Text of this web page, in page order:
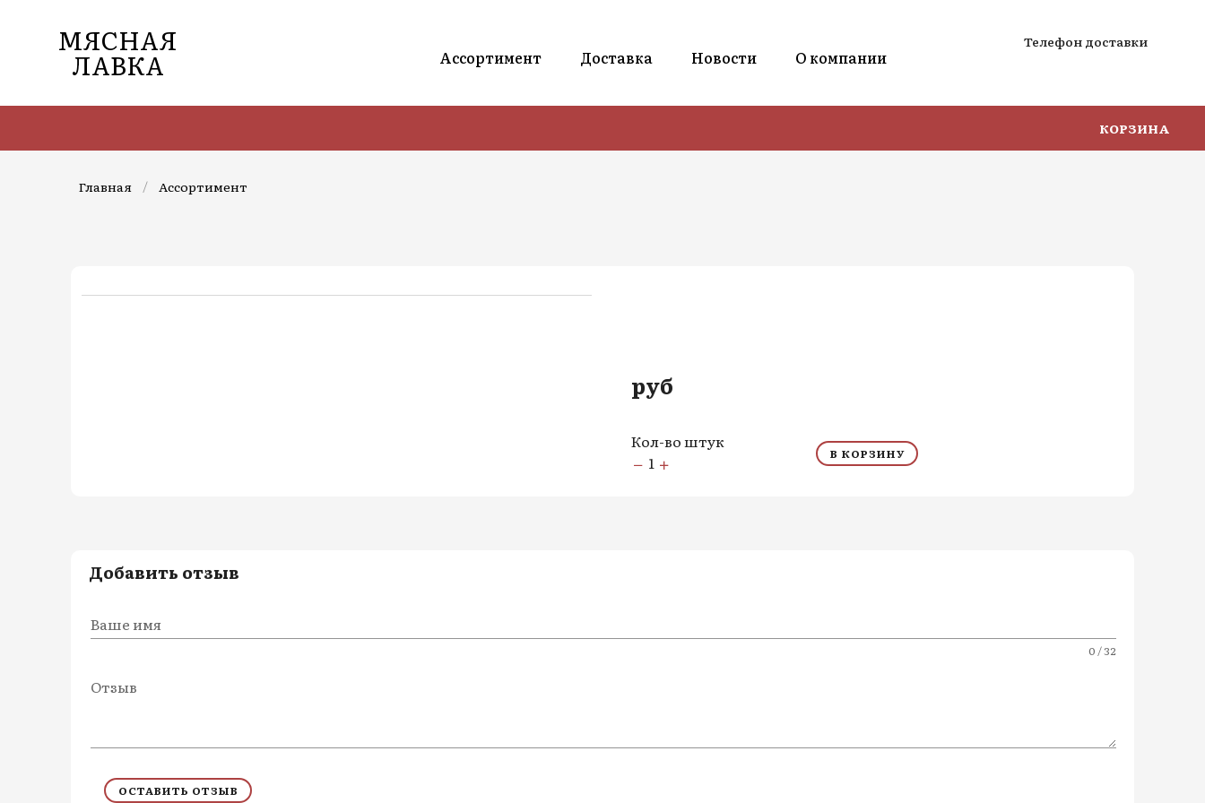
МЯСНАЯ
ЛАВКА Ассортимент Доставка Новости О компании
Телефон доставки
КОРЗИНА
Главная / Ассортимент
руб
Кол-во штук
1
В КОРЗИНУ
Добавить отзыв
Ваше имя
0 / 32
Отзыв
ОСТАВИТЬ ОТЗЫВ